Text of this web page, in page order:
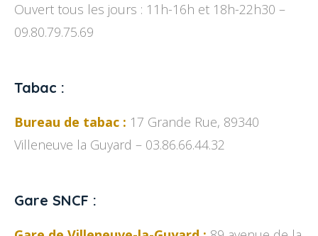
Ouvert tous les jours : 11h-16h et 18h-22h30 –
09.80.79.75.69
Tabac :
Bureau de tabac : 17 Grande Rue, 89340
Villeneuve la Guyard – 03.86.66.44.32
Gare SNCF :